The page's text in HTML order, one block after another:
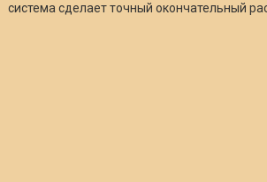
система сделает точный окончательный